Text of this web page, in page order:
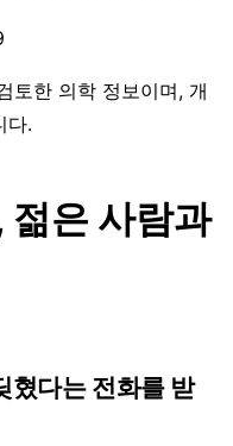
토한 의학 정보이며, 개
다.
젊은 사람과
혔다는 전화를 받